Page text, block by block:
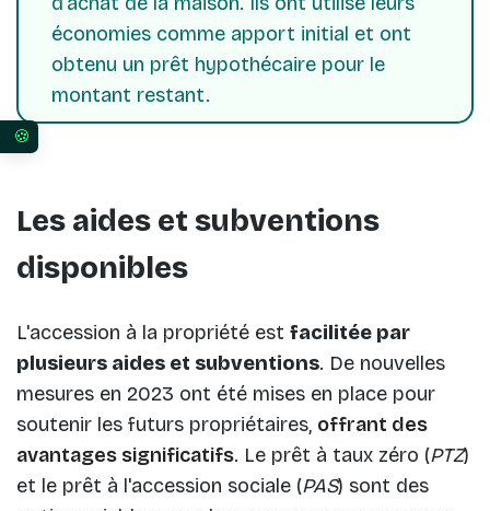
économies comme apport initial et ont
obtenu un prêt hypothécaire pour le
montant restant.
Les aides et subventions
disponibles
L'accession à la propriété est facilitée par
plusieurs aides et subventions. De nouvelles
mesures en 2023 ont été mises en place pour
soutenir les futurs propriétaires, offrant des
avantages significatifs. Le prêt à taux zéro (PTZ)
et le prêt à l'accession sociale (PAS) sont des